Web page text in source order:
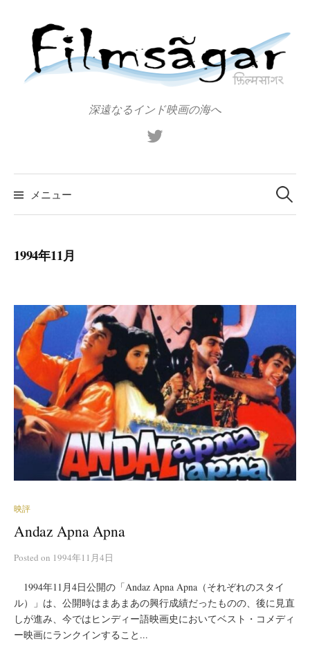
プ
深遠なるインド映画の海へ
メニュー
検
索:
1994年11月
映評
Andaz Apna Apna
Posted on 1994年11月4日
1994年11月4日公開の「Andaz Apna Apna（それぞれのスタイ
ル）」は、公開時はまあまあの興行成績だったものの、後に見直
しが進み、今ではヒンディー語映画史においてベスト・コメディ
ー映画にランクインすること...